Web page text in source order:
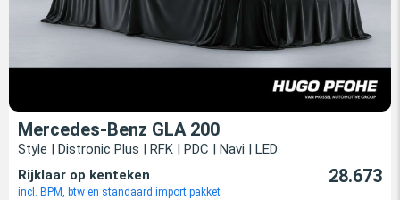
Mercedes-Benz GLA 200
Style | Distronic Plus | RFK | PDC | Navi | LED
Rijklaar op kenteken
incl. BPM, btw en standaard import pakket
28.673